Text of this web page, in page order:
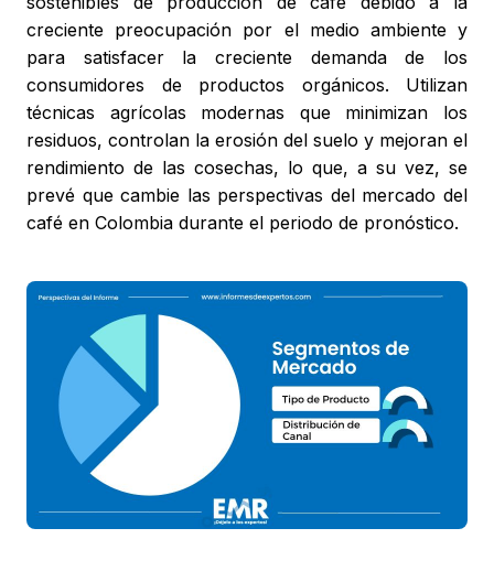
creciente preocupación por el medio ambiente y
para satisfacer la creciente demanda de los
consumidores de productos orgánicos. Utilizan
técnicas agrícolas modernas que minimizan los
residuos, controlan la erosión del suelo y mejoran el
rendimiento de las cosechas, lo que, a su vez, se
prevé que cambie las perspectivas del mercado del
café en Colombia durante el periodo de pronóstico.